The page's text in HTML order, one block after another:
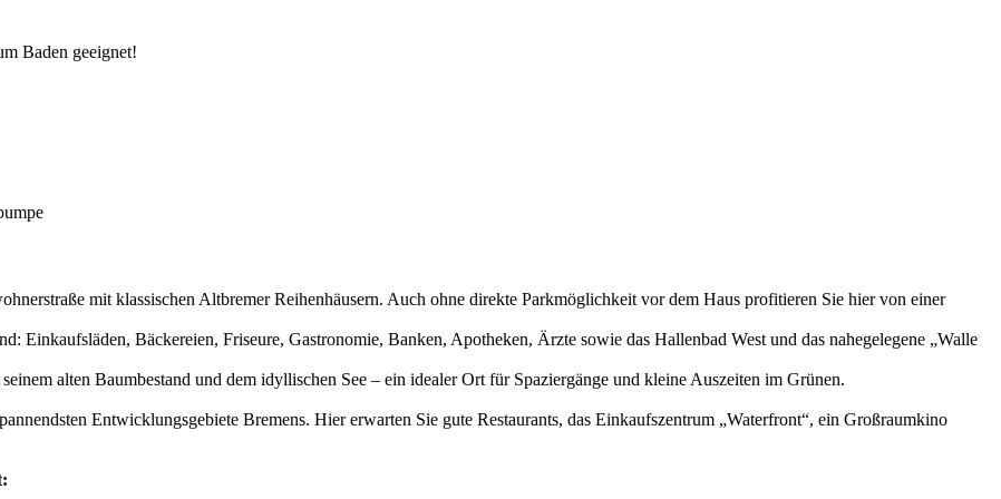
Baden geeignet!
mit klassischen Altbremer Reihenhäusern. Auch ohne direkte Parkmöglichkeit vor dem Haus profitieren Sie hier von einer
Einkaufsläden, Bäckereien, Friseure, Gastronomie, Banken, Apotheken, Ärzte sowie das Hallenbad West und das nahegelegene „Walle
alten Baumbestand und dem idyllischen See – ein idealer Ort für Spaziergänge und kleine Auszeiten im Grünen.
Entwicklungsgebiete Bremens. Hier erwarten Sie gute Restaurants, das Einkaufszentrum „Waterfront“, ein Großraumkino